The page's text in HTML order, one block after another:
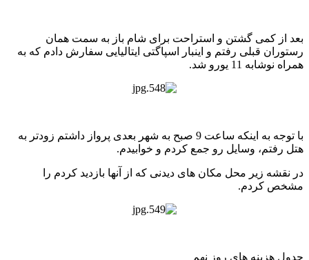
بعد از کمی گشتن و استراحت برای شام باز به سمت همان
رستوران قبلی رفتم و اینبار اسپاگتی ایتالیایی سفارش دادم که به
همراه نوشابه 11 یورو شد.
با توجه به اینکه ساعت 9 صبح به شهر بعدی پرواز داشتم زودتر به
هتل رفتم، وسایل رو جمع کردم و خوابیدم.
در نقشه زیر محل مکان های دیدنی که از آنها بازدید کردم را
مشخص کردم.
جدول هزینه های روز نهم